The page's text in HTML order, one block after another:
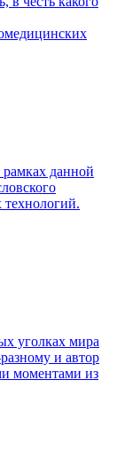
данной
уголках мира
и автор
моментами из